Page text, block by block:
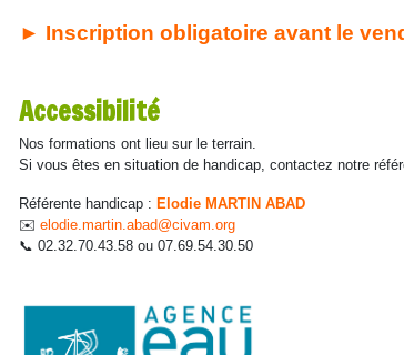
► Inscription obligatoire avant le
Accessibilité
Nos formations ont lieu sur le terrain.
Si vous êtes en situation de handicap, contactez notre
Référente handicap : Elodie MARTIN ABAD
✉️ elodie.martin.abad@civam.org
📞 02.32.70.43.58 ou 07.69.54.30.50